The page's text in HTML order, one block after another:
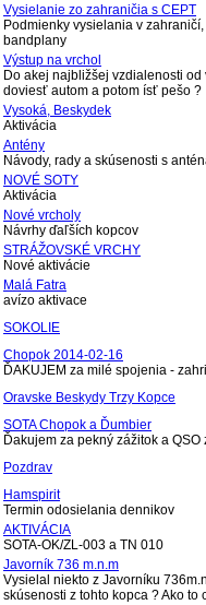
Vysielanie zo zahraničia s CEPT
Podmienky vysielania v
bandplany
Výstup na vrchol
Do akej najbližšej vzdialenosti
doviesť autom a potom ísť pešo ?
Vysoká, Beskydek
Aktivácia
Antény
Návody, rady a skúsenosti s
NOVÉ SOTY
Aktivácia
Nové vrcholy
Návrhy ďaľších kopcov
STRÁŽOVSKÉ VRCHY
Nové aktivácie
Malá Fatra
avízo aktivace
SOKOLIE
Chopok 2014-02-16
ĎAKUJEM za milé spojenia -
Oravske Beskydy Trzy Kopce
SOTA Chopok a Ďumbier
Ďakujem za pekný zážitok a QSO
Pozdrav
Hamspirit
Termin odosielania dennikov
AKTIVÁCIA
SOTA-OK/ZL-003 a TN 010
Javorník 736 m.n.m
Vysielal niekto z Javorníku
skúsenosti z tohto kopca ? Ako to